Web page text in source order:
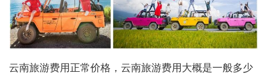
云南旅游费用正常价格，云南旅游费用大概是一般多少